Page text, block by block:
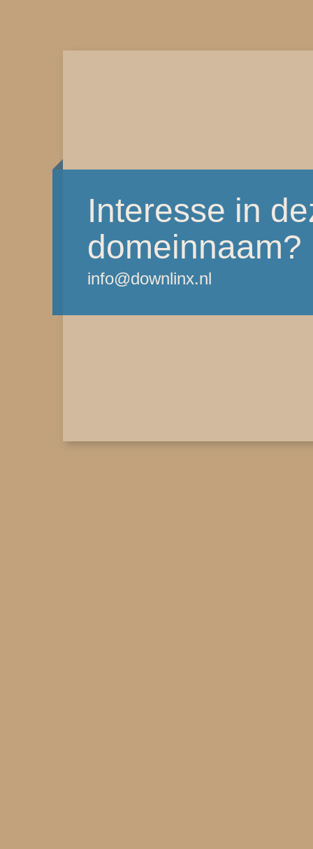
Interesse in
domeinnaam?
info@downlinx.nl